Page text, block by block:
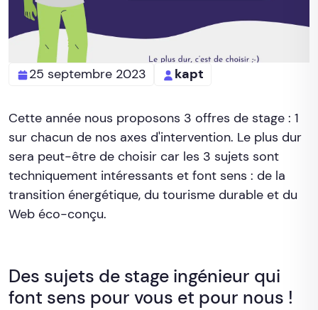
25 septembre 2023 kapt
Cette année nous proposons 3 offres de stage : 1
sur chacun de nos axes d'intervention. Le plus dur
sera peut-être de choisir car les 3 sujets sont
techniquement intéressants et font sens : de la
transition énergétique, du tourisme durable et du
Web éco-conçu.
Des sujets de stage ingénieur qui
font sens pour vous et pour nous !